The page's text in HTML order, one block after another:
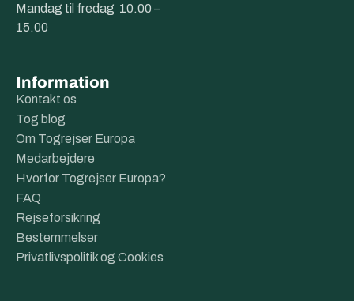
Mandag til fredag 10.00 –
15.00
Information
Kontakt os
Tog blog
Om Togrejser Europa
Medarbejdere
Hvorfor Togrejser Europa?
FAQ
Rejseforsikring
Bestemmelser
Privatlivspolitik og Cookies